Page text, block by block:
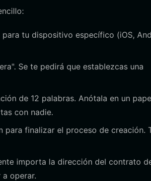
para tu dispositivo específico (iOS,
Se te pedirá que establezcas una
de 12 palabras. Anótala en un
con nadie.
para finalizar el proceso de creación.
importa la dirección del contrato
operar.